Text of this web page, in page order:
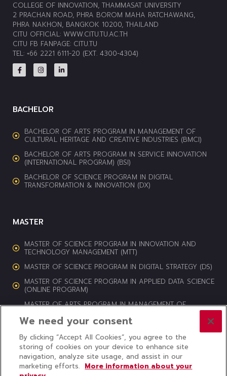
COLLEGE OF INNOVATION, THAMMASAT UNIVERSITY
2 PRACHAN ROAD, PHRA BOROM MAHA RATCHAWANG,
PHRA NAKHON, BANGKOK 10200, THAILAND
CITU OFFICIAL: WWW.CITU.TU.AC.TH
CITU FB FANPAGE: CITU.TU
TEL: +66 2221 6111-20 (EXT. 4300-4304)
BACHELOR
BACHELOR OF ARTS PROGRAM IN MANAGEMENT OF
CULTURAL HERITAGE AND CREATIVE INDUSTRIES (BMCI)
BACHELOR OF ARTS PROGRAM IN SERVICE INNOVATION
(INTERNATIONAL PROGRAM) (BSI)
BACHELOR OF SCIENCE PROGRAM IN DIGITAL
TRANSFORMATION & INNOVATION (DX)
MASTER
MASTER OF SCIENCE PROGRAM IN INNOVATION AND
TECHNOLOGY MANAGEMENT (MTT)
MASTER OF SCIENCE PROGRAM IN DIGITAL STRATEGY (DS)
MASTER OF SCIENCE PROGRAM IN APPLIED DATA SCIENCE
(ONLINE PROGRAM)
MASTER OF ARTS PROGRAM IN MANAGEMENT OF
© 2024 COLLEGE OF INNOVATION, THAMMASAT UNIVERSITY ALL
RIGHTS RESERVED
We need your consent
By clicking “Accept All Cookies”, you agree to the
storing of cookies on your device to enhance site
navigation, analyze site usage, and assist in our
marketing efforts. More information about your